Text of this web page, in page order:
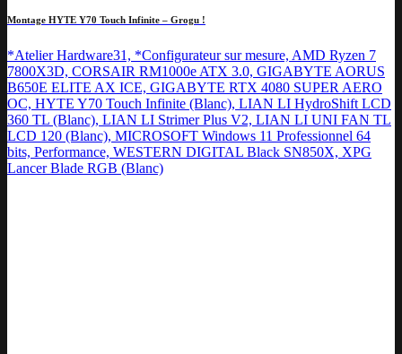
Montage HYTE Y70 Touch Infinite – Grogu !
*Atelier Hardware31, *Configurateur sur mesure, AMD Ryzen 7
7800X3D, CORSAIR RM1000e ATX 3.0, GIGABYTE AORUS
B650E ELITE AX ICE, GIGABYTE RTX 4080 SUPER AERO
OC, HYTE Y70 Touch Infinite (Blanc), LIAN LI HydroShift LCD
360 TL (Blanc), LIAN LI Strimer Plus V2, LIAN LI UNI FAN TL
LCD 120 (Blanc), MICROSOFT Windows 11 Professionnel 64
bits, Performance, WESTERN DIGITAL Black SN850X, XPG
Lancer Blade RGB (Blanc)